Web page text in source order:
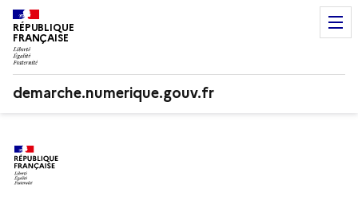
RÉPUBLIQUE
FRANÇAISE
demarche.numerique.gouv.fr